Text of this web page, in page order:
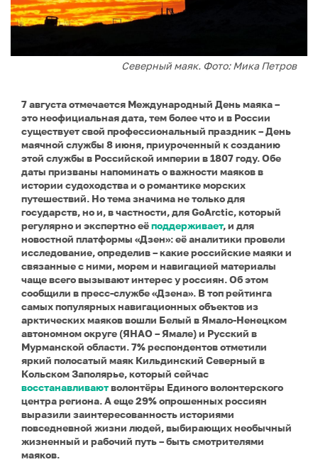
Северный маяк. Фото: Мика Петров
7 августа отмечается Международный День маяка –
это неофициальная дата, тем более что и в России
существует свой профессиональный праздник – День
маячной службы 8 июня, приуроченный к созданию
этой службы в Российской империи в 1807 году. Обе
даты призваны напоминать о важности маяков в
истории судоходства и о романтике морских
путешествий. Но тема значима не только для
государств, но и, в частности, для GoArctic, который
регулярно и экспертно еёподдерживает, и для
новостной платформы «Дзен»: её аналитики провели
исследование, определив – какие российские маяки и
связанные с ними, морем и навигацией материалы
чаще всего вызывают интерес у россиян. Об этом
сообщили в пресс-службе«Дзена». В топ рейтинга
самых популярных навигационных объектов из
арктических маяков вошли Белый в Ямало-Ненецком
автономном округе (ЯНАО – Ямале) и Русский в
Мурманской области. 7% респондентов отметили
яркий полосатый маяк Кильдинский Северный в
Кольском Заполярье, который сейчас
восстанавливаютволонтёры Единого волонтерского
центра региона. А еще 29% опрошенных россиян
выразили заинтересованность историями
повседневной жизни людей, выбирающих необычный
жизненный и рабочий путь – быть смотрителями
маяков.